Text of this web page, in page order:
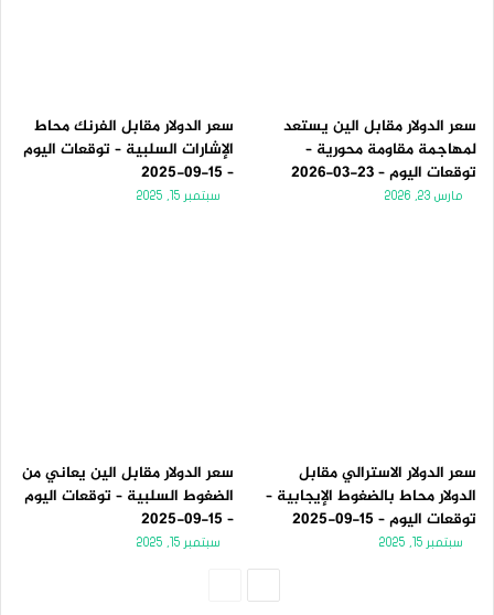
سعر الدولار مقابل الين يستعد
لمهاجمة مقاومة محورية –
توقعات اليوم – 23-03-2026
مارس 23, 2026
سعر الدولار مقابل الفرنك محاط
الإشارات السلبية – توقعات اليوم
– 15-09-2025
سبتمبر 15, 2025
سعر الدولار الاسترالي مقابل
الدولار محاط بالضغوط الإيجابية –
توقعات اليوم – 15-09-2025
سبتمبر 15, 2025
سعر الدولار مقابل الين يعاني من
الضغوط السلبية – توقعات اليوم
– 15-09-2025
سبتمبر 15, 2025